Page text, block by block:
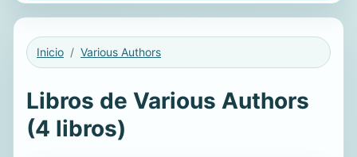
Inicio Various Authors
Libros de Various Authors
(4 libros)